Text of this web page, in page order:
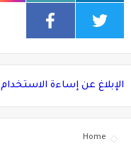
الإبلاغ عن إساءة الاستخدام
Home